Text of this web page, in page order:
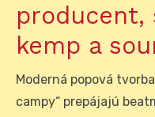
producent,
kemp a
Moderná popová
campy“ prepájajú